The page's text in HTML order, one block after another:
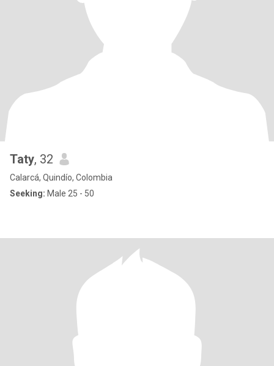
Taty, 32
Calarcá, Quindío, Colombia
Seeking: Male 25 - 50